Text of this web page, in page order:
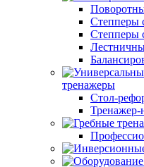
Степперы
Степперы
тренажеры
Стол-
Тренажер-